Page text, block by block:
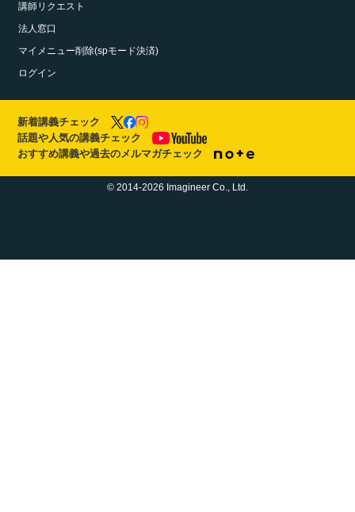
講師リクエスト
法人窓口
マイメニュー削除(spモード決済)
ログイン
新着講義チェック
話題や人気の講義チェック
おすすめ講義や過去のメルマガチェック
© 2014-2026 Imagineer Co., Ltd.